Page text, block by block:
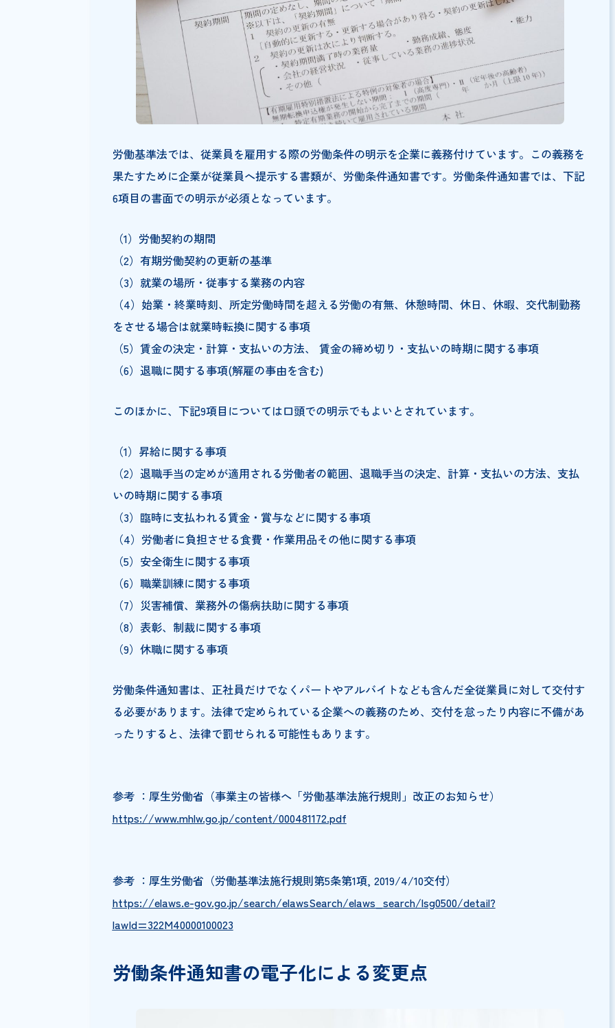
労働基準法では、従業員を雇用する際の労働条件の明示を企業に義務付けています。この
果たすために企業が従業員へ提示する書類が、労働条件通知書です。労働条件通知書では
6項目の書面での明示が必須となっています。
（2）有期労働契約の更新の基準
（3）就業の場所・従事する業務の内容
（4）始業・終業時刻、所定労働時間を超える労働の有無、休憩時間、休日、休暇、交代
をさせる場合は就業時転換に関する事項
（5）賃金の決定・計算・支払いの方法、 賃金の締め切り・支払いの時期に関する事項
（6）退職に関する事項(解雇の事由を含む)
このほかに、下記9項目については口頭での明示でもよいとされています。
（1）昇給に関する事項
（2）退職手当の定めが適用される労働者の範囲、退職手当の決定、計算・支払いの方法、
いの時期に関する事項
（3）臨時に支払われる賃金・賞与などに関する事項
（6）職業訓練に関する事項
（9）休職に関する事項
労働条件通知書は、正社員だけでなくパートやアルバイトなども含んだ全従業員に対して
ったりすると、法律で罰せられる可能性もあります。